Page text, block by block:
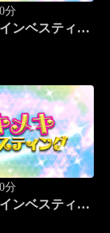
分
ンベスティン
分
ンベスティン